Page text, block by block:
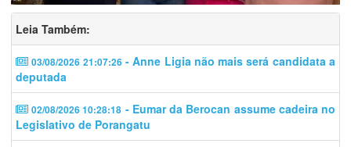
Leia Também:
03/08/2026 21:07:26 - Anne Ligia não mais será candidata a
deputada
02/08/2026 10:28:18 - Eumar da Berocan assume cadeira no
Legislativo de Porangatu